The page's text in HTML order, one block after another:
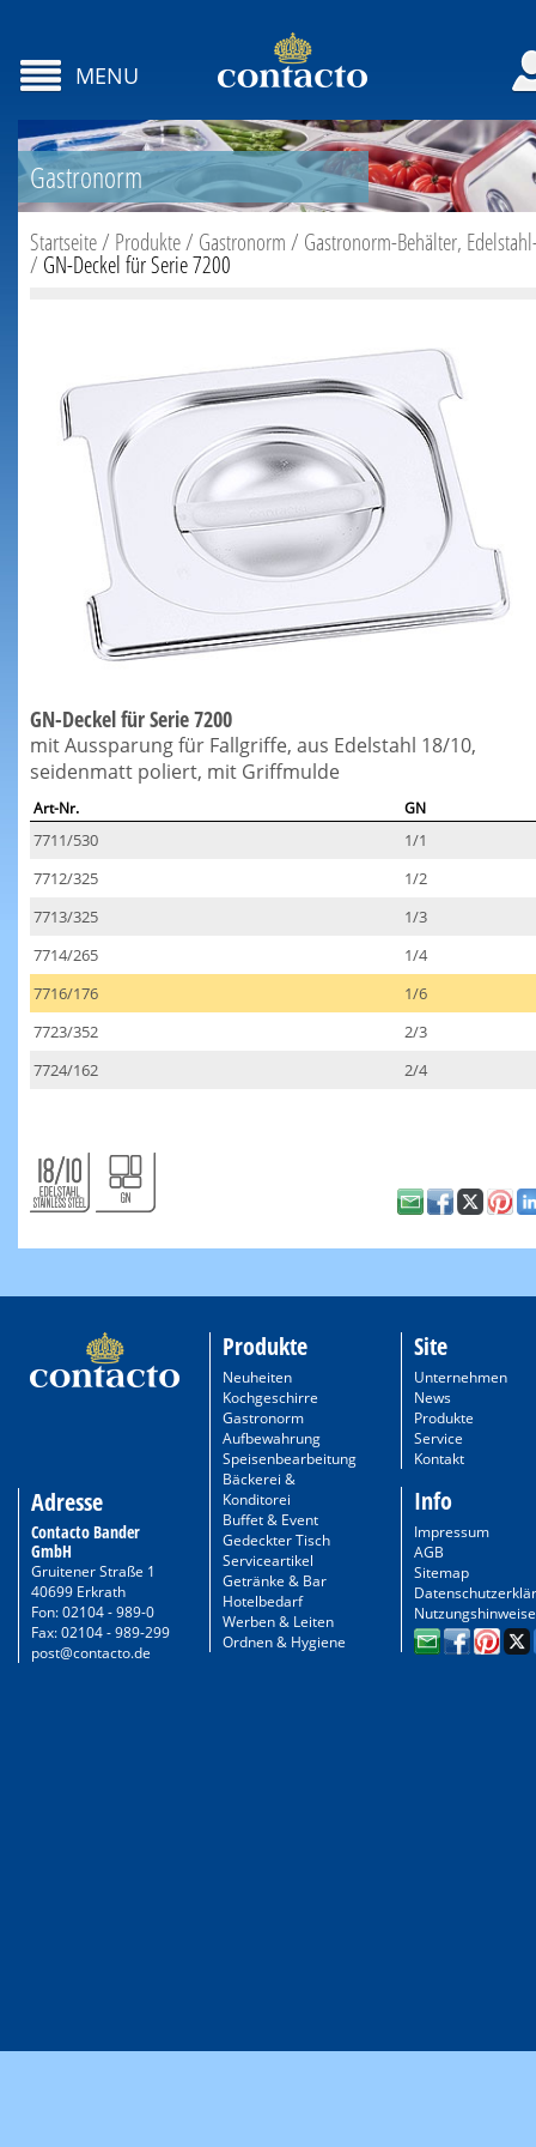
MENU
Gastronorm
Startseite/ Produkte/ Gastronorm/ Gastronorm-Behälter,
/ GN-Deckel für Serie 7200
GN-Deckel für Serie 7200
mit Aussparung für Fallgriffe, aus Edelstahl 18/10,
seidenmatt poliert, mit Griffmulde
Art-Nr. GN
7711/530
1/1
7712/325
1/2
7713/325
1/3
7714/265
1/4
7716/176
1/6
7723/352
2/3
7724/162
2/4
Adresse
Contacto Bander
GmbH
Gruitener Straße 1
40699 Erkrath
Fon: 02104 - 989-0
Fax: 02104 - 989-299
post@contacto.de
Produkte
Neuheiten
Kochgeschirre
Gastronorm
Aufbewahrung
Speisenbearbeitung
Bäckerei &
Konditorei
Buffet & Event
Gedeckter Tisch
Serviceartikel
Getränke & Bar
Hotelbedarf
Werben & Leiten
Ordnen & Hygiene
Site
Unternehmen
News
Produkte
Service
Kontakt
Info
Impressum
AGB
Sitemap
Nutzungshinweise